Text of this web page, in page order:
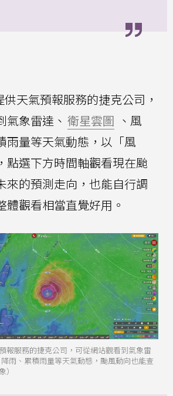
天氣預報服務的捷克公司，
氣象雷達、 衛星雲圖 、風
雨量等天氣動態，以「風
點選下方時間軸觀看現在颱
來的預測走向，也能自行調
體觀看相當直覺好用。
報服務的捷克公司，可從網站觀看到氣象雷
雨、累積雨量等天氣動態，颱風動向也能查